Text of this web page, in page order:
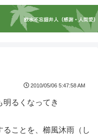
2010/05/06 5:47:58 AM
るくなってき
ことを、櫛風沐雨（し